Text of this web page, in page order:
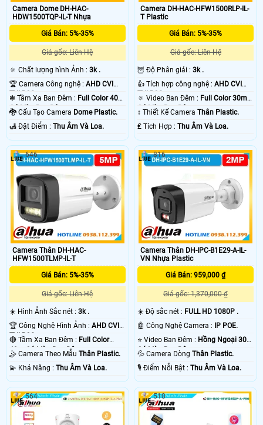
Camera Dome DH-HAC-
HDW1500TQP-IL-T Nhựa
Giá Bán: 5%-35%
Giá gốc: Liên Hệ
🔅 Chất lượng hình Ảnh : 3k .
🏆 Camera Công nghệ : AHD CVI
TVI BCS.
❃ Tầm Xa Ban Đêm : Full Color 40m
Có Màu Ban Ðêm.
🐉️ Cấu Tạo Camera Dome Plastic.
️🛃 Đặt Điểm : Thu Âm Và Loa.
Camera DH-HAC-HFW1500RLP-IL-
T Plastic
Giá Bán: 5%-35%
Giá gốc: Liên Hệ
🦉 Độ Phân giải :3k .
👍 Tích hợp công nghệ :AHD CVI
TVI BCS.
🔅 Video Ban Đêm : Full Color 30m
Có Màu Ban Ðêm.
↕️ Thiết Kế CameraThân Plastic.
️₤ Tích Hợp :Thu Âm Và Loa.
Camera Thân DH-HAC-
HFW1500TLMP-IL-T
Giá Bán: 5%-35%
Giá gốc: Liên Hệ
☀️ Hình Ảnh Sắc nét : 3k .
🏆 Công Nghệ Hình Ảnh : AHD CVI
TVI BCS.
🔴 Tầm Xa Ban Đêm : Full Color
40m Có Màu Ban Ðêm.
🤹 Camera Theo Mẫu Thân Plastic.
️💫 Khả Năng : Thu Âm Và Loa.
646
Camera Thân DH-IPC-B1E29-A-IL-
VN Nhựa Plastic
Giá Bán: 959,000 ₫
Giá gốc: 1,370,000 ₫
☀️ Độ sắc nét : FULL HD 1080P .
🤖️ Công Nghệ Camera : IP POE.
⭐ Video Ban Đêm : Hồng Ngoại 30m
Có Màu Ban Ðêm.
💦 Camera DòngThân Plastic.
️🎙 Điểm Nỗi Bật :Thu Âm Và Loa.
816
564 510